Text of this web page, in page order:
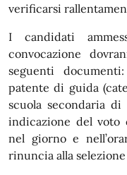
verificarsi
I candidati
convocazione
seguenti
patente di guida
scuola secondaria
indicazione del voto
nel giorno e
rinuncia alla selezione